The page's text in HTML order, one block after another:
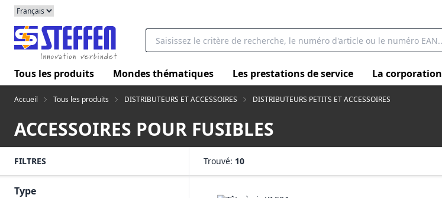
Tous les produits Mondes thématiques Les prestations de service La corporation
Accueil Tous les produits DISTRIBUTEURS ET ACCESSOIRES DISTRIBUTEURS PETITS ET ACCESSOIRES
ACCESSOIRES POUR FUSIBLES
FILTRES
Type
Trouvé: 10